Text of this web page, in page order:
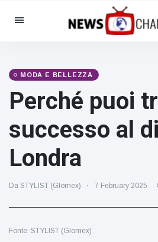
Categorie
Sociale e divertimento
Cinema e TV
(81)
Celebrità
(13938)
Moda e bellezza
Cibo e bevande
(79)
Stile di vita
MODA E BELLEZZA
Perché puoi
successo al
Londra
Da STYLIST (Glomex) 7 February 2025
Fonte: STYLIST (Glomex)